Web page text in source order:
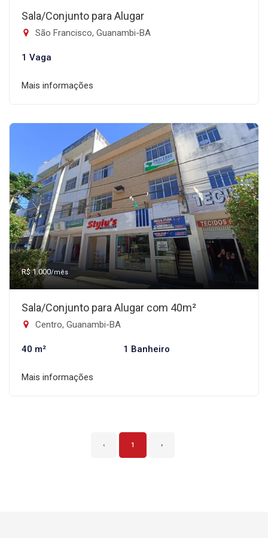
Sala/Conjunto para Alugar
São Francisco, Guanambi-BA
1 Vaga
Mais informações
R$ 1.000/mês
Sala/Conjunto para Alugar com 40m²
Centro, Guanambi-BA
40 m² 1 Banheiro
Mais informações
‹ 1 ›